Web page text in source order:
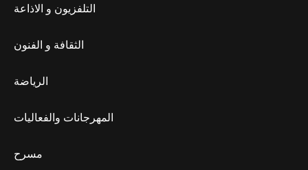
التلفزيون و الاذاعة
الثقافة و الفنون
الرياضة
المهرجانات والفعاليات
مسرح